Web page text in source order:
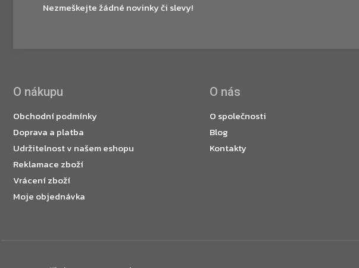
Nezmeškejte žádné novinky či slevy!
O nákupu
Obchodní podmínky
Doprava a platba
Udržitelnost v našem eshopu
Reklamace zboží
Vrácení zboží
Moje objednávka
O nás
O společnosti
Blog
Kontakty